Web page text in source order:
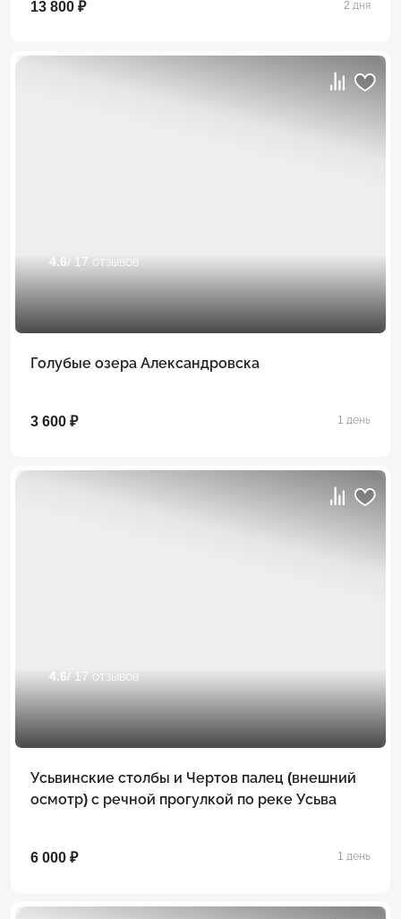
13 800 ₽ 2 дня
4.6/ 17 отзывов
Голубые озера Александровска
3 600 ₽ 1 день
4.6/ 17 отзывов
Усьвинские столбы и Чертов палец (внешний
осмотр) с речной прогулкой по реке Усьва
6 000 ₽ 1 день